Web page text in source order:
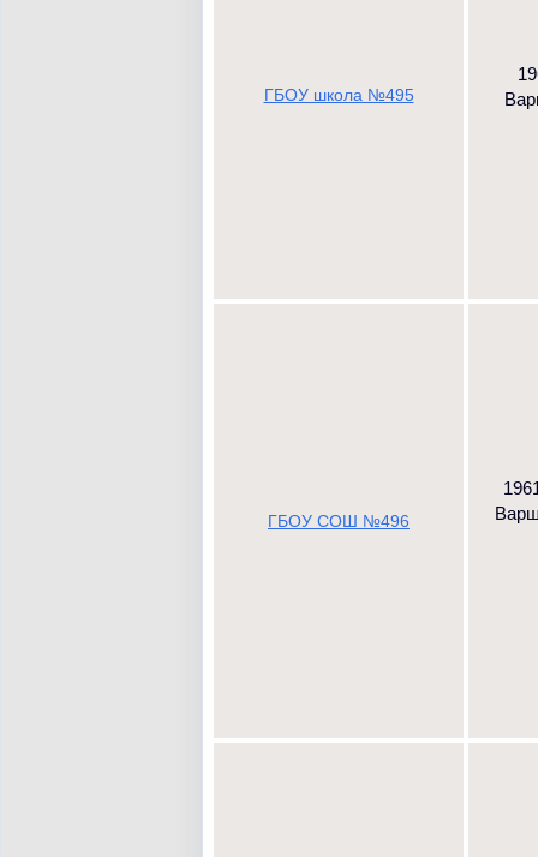
ГБОУ школа №495
ГБОУ СОШ №496